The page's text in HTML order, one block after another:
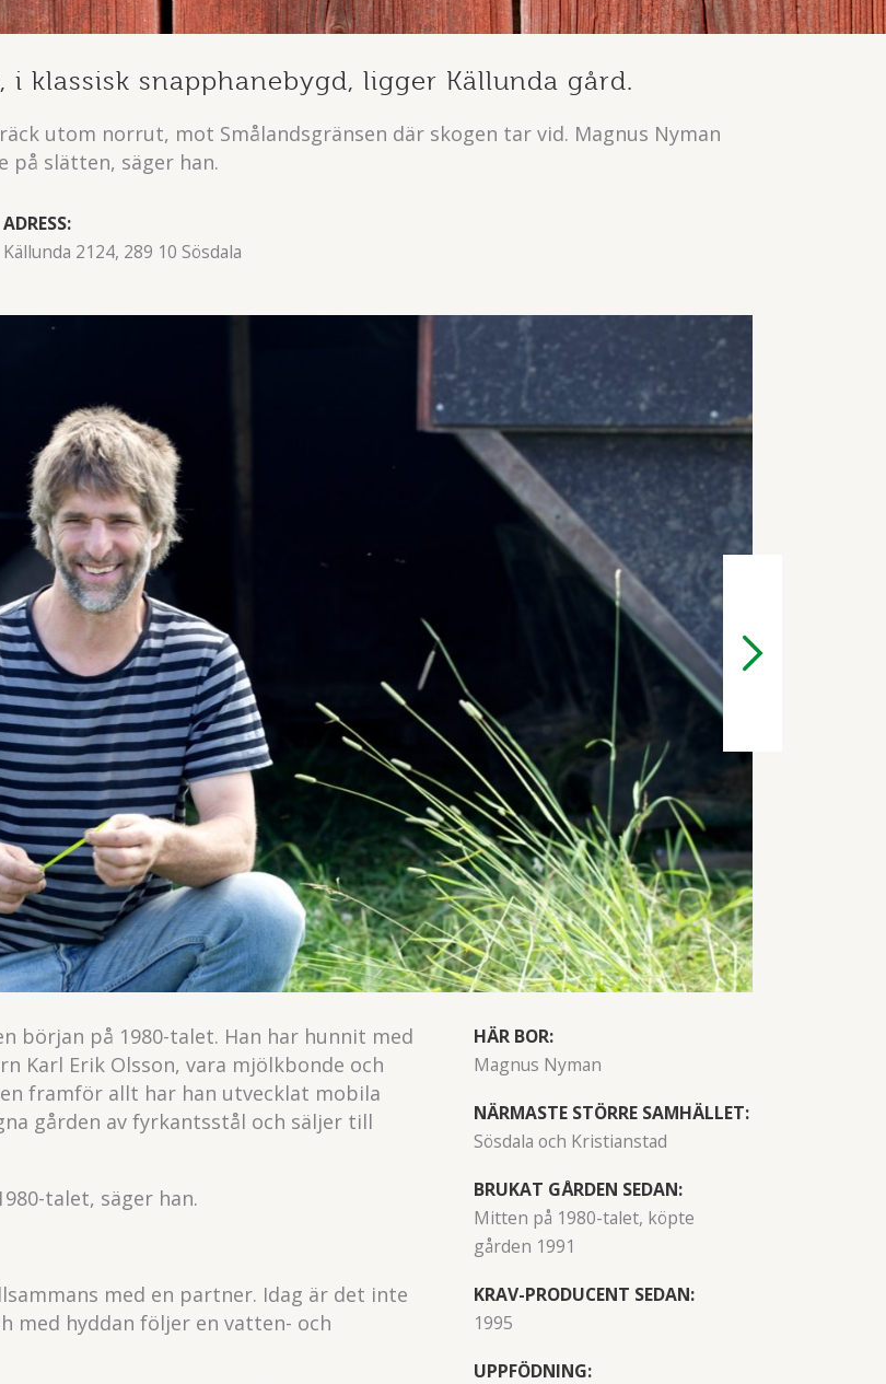
klassisk snapphanebygd, ligger Källunda gård.
utom norrut, mot Smålandsgränsen där skogen tar vid. Magnus Nyman
på slätten, säger han.
ADRESS:
Källunda 2124, 289 10 Sösdala
början på 1980-talet. Han har hunnit med
Karl Erik Olsson, vara mjölkbonde och
framför allt har han utvecklat mobila
gården av fyrkantsstål och säljer till
talet, säger han.
med en partner. Idag är det inte
med hyddan följer en vatten- och
HÄR BOR:
Magnus Nyman
NÄRMASTE STÖRRE SAMHÄLLET:
Sösdala och Kristianstad
BRUKAT GÅRDEN SEDAN:
Mitten på 1980-talet, köpte
gården 1991
KRAV-PRODUCENT SEDAN:
1995
UPPFÖDNING: